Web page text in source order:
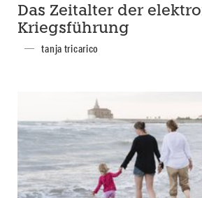
Das Zeitalter der
Kriegsführung
tanja tricarico